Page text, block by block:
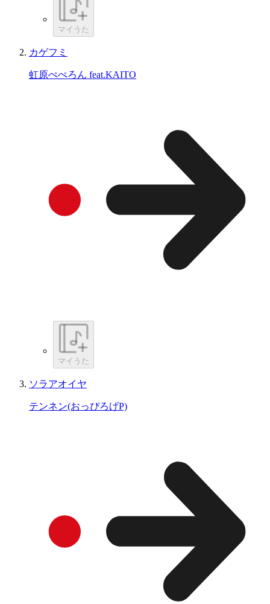
マイうた
カゲフミ
虹原ぺぺろん feat.KAITO
マイうた
ソラアオイヤ
テンネン(おっぴろげP)